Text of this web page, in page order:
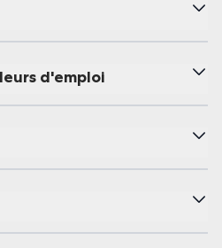
d'emploi